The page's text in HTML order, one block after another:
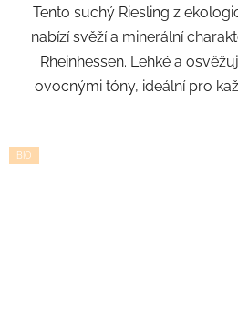
Tento suchý Riesling z
nabízí svěží a minerální
Rheinhessen. Lehké a
ovocnými tóny, ideální pro
BIO